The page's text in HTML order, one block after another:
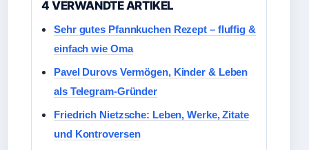
4 VERWANDTE ARTIKEL
Sehr gutes Pfannkuchen Rezept – fluffig &
einfach wie Oma
Pavel Durovs Vermögen, Kinder & Leben
als Telegram-Gründer
Friedrich Nietzsche: Leben, Werke, Zitate
und Kontroversen